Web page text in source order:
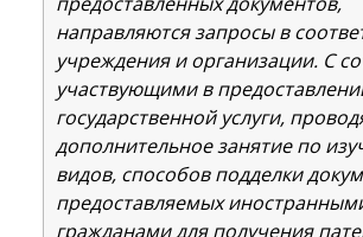
направляются запросы в
учреждения и организации. С
участвующими в
государственной услуги,
дополнительное занятие по
видов, способов подделки
предоставляемых
гражданами для получения